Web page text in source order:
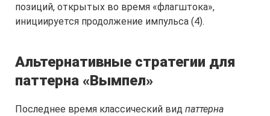
позиций, открытых во время «флагштока»,
инициируется продолжение импульса (4).
Альтернативные стратегии для
паттерна «Вымпел»
Последнее время классический вид паттерна